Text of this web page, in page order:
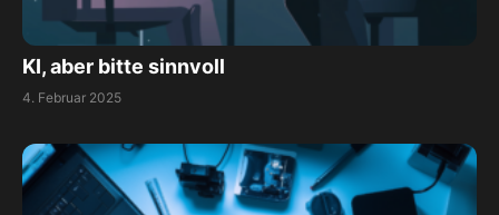
KI, aber bitte sinnvoll
4. Februar 2025